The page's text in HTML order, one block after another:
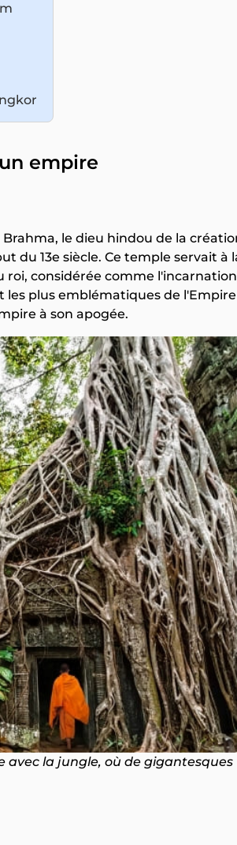
empire
le dieu hindou de la
du 13e siècle. Ce temple servait à
roi, considérée comme l'incarnation
les plus emblématiques de l'Empire
à son apogée.
avec la jungle, où de gigantesques